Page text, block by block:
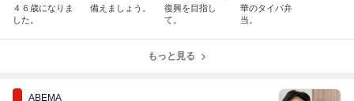
４６歳になりま
した。
備えましょう。
復興を目指し
て。
華のタイパ弁
当。
もっと見る
ABEMA